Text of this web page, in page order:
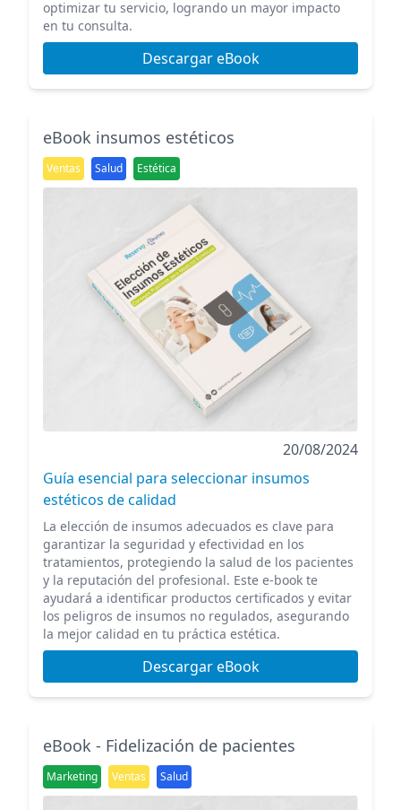
optimizar tu servicio, logrando un mayor impacto
en tu consulta.
Descargar eBook
eBook insumos estéticos
Ventas Salud Estética
20/08/2024
Guía esencial para seleccionar insumos
estéticos de calidad
La elección de insumos adecuados es clave para
garantizar la seguridad y efectividad en los
tratamientos, protegiendo la salud de los pacientes
y la reputación del profesional. Este e-book te
ayudará a identificar productos certificados y evitar
los peligros de insumos no regulados, asegurando
la mejor calidad en tu práctica estética.
Descargar eBook
eBook - Fidelización de pacientes
Marketing Ventas Salud